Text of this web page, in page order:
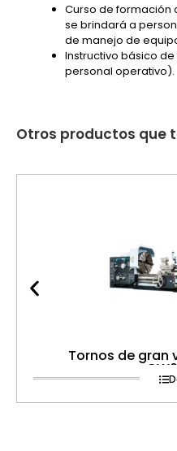
Curso de
se brindará a
de manejo de
Instructivo básico
personal operativo).
Otros productos que
Tornos de gran